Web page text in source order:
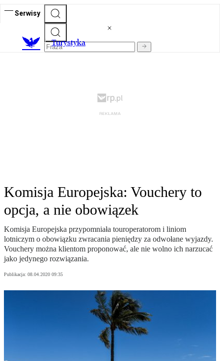
Serwisy
Turystyka
Komisja Europejska: Vouchery to
opcja, a nie obowiązek
Komisja Europejska przypomniała touroperatorom i liniom
lotniczym o obowiązku zwracania pieniędzy za odwołane wyjazdy.
Vouchery można klientom proponować, ale nie wolno ich narzucać
jako jedynego rozwiązania.
Publikacja: 08.04.2020 09:35